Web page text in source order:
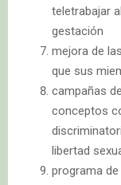
teletrabajar
gestación
mejora de
que sus
campañas
conceptos
libertad
programa